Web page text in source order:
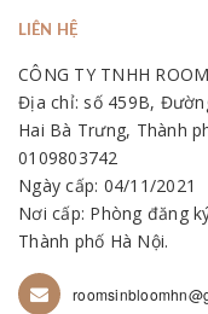
LIÊN HỆ
CÔNG TY TNHH
Địa chỉ: số 459B,
Hai Bà Trưng, Thành
0109803742
Ngày cấp: 04/11/2021
Nơi cấp: Phòng đăng
Thành phố Hà Nội.